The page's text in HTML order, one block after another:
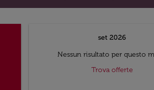
set 2026
Nessun risultato per questo
Trova offerte